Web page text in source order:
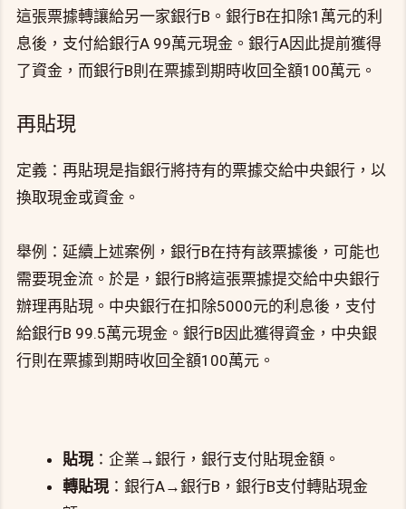
這張票據轉讓給另一家銀行B。銀行B在扣除1萬元的利
息後，支付給銀行A 99萬元現金。銀行A因此提前獲得
了資金，而銀行B則在票據到期時收回全額100萬元。
再貼現
定義：再貼現是指銀行將持有的票據交給中央銀行，以
換取現金或資金。
舉例：延續上述案例，銀行B在持有該票據後，可能也
需要現金流。於是，銀行B將這張票據提交給中央銀行
辦理再貼現。中央銀行在扣除5000元的利息後，支付
給銀行B 99.5萬元現金。銀行B因此獲得資金，中央銀
行則在票據到期時收回全額100萬元。
貼現：企業→銀行，銀行支付貼現金額。
轉貼現：銀行A→銀行B，銀行B支付轉貼現金